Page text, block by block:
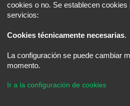
cookies o no. Se establecen cookies
servicios:
Cookies técnicamente necesarias.
La configuración se puede cambiar
momento.
Ir a la configuración de cookies